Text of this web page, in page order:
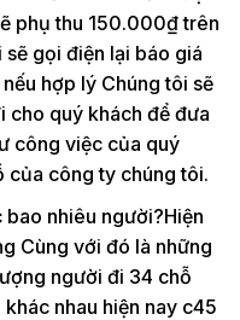
phụ thu 150.000₫ trên
gọi điện lại báo giá
hợp lý Chúng tôi sẽ
cho quý khách để đưa
công việc của quý
của công ty chúng tôi.
nhiêu người?Hiện
Cùng với đó là những
người đi 34 chỗ
nhau hiện nay c45